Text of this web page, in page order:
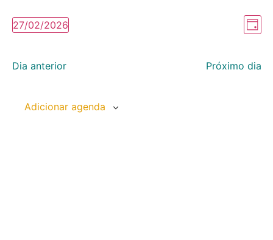
Dia
27/02/2026
Selecione
Dia anterior Próximo dia
Adicionar agenda